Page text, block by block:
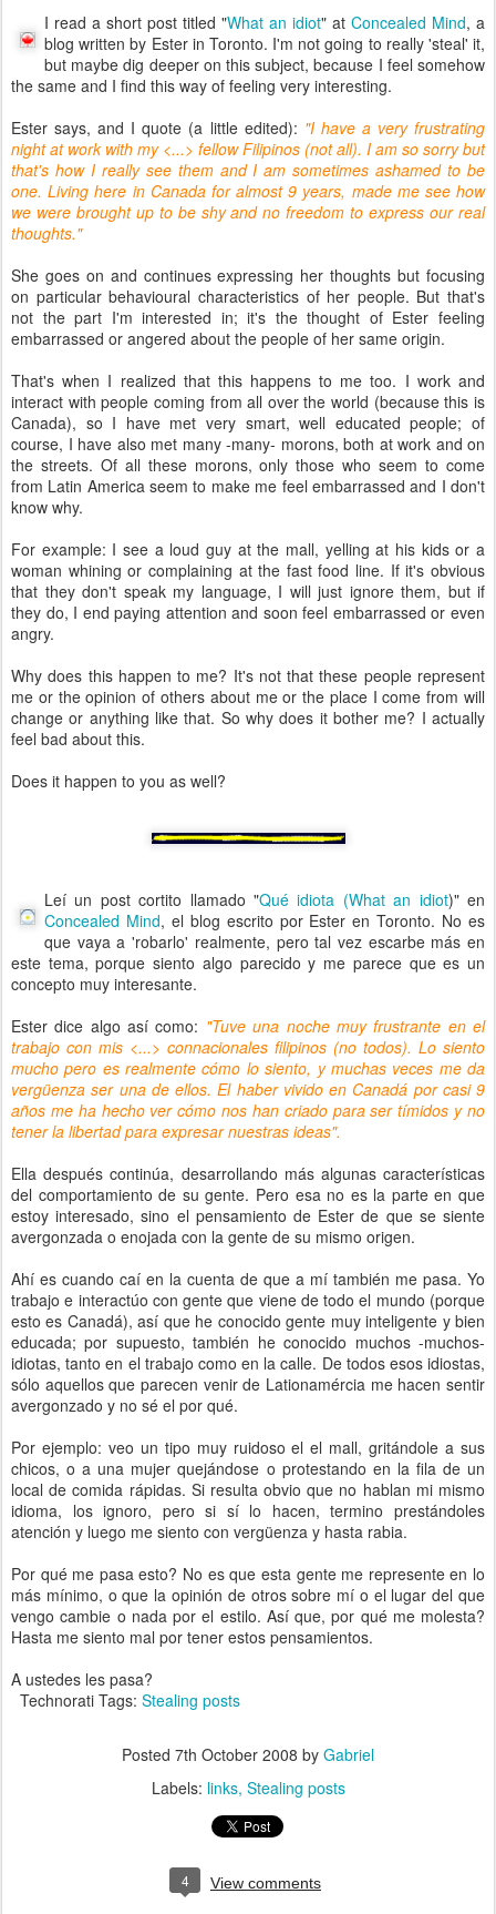
I read a short post titled "What an idiot" at Concealed Mind, a
blog written by Ester in Toronto. I'm not going to really 'steal' it,
but maybe dig deeper on this subject, because I feel somehow
the same and I find this way of feeling very interesting.
Ester says, and I quote (a little edited): "I have a very frustrating
night at work with my <...> fellow Filipinos (not all). I am so sorry but
that's how I really see them and I am sometimes ashamed to be
one. Living here in Canada for almost 9 years, made me see how
we were brought up to be shy and no freedom to express our real
thoughts."
She goes on and continues expressing her thoughts but focusing
on particular behavioural characteristics of her people. But that's
not the part I'm interested in; it's the thought of Ester feeling
embarrassed or angered about the people of her same origin.
That's when I realized that this happens to me too. I work and
interact with people coming from all over the world (because this is
Canada), so I have met very smart, well educated people; of
course, I have also met many -many- morons, both at work and on
the streets. Of all these morons, only those who seem to come
from Latin America seem to make me feel embarrassed and I don't
know why.
For example: I see a loud guy at the mall, yelling at his kids or a
woman whining or complaining at the fast food line. If it's obvious
that they don't speak my language, I will just ignore them, but if
they do, I end paying attention and soon feel embarrassed or even
angry.
Why does this happen to me? It's not that these people represent
me or the opinion of others about me or the place I come from will
change or anything like that. So why does it bother me? I actually
feel bad about this.
Does it happen to you as well?
Leí un post cortito llamado "Qué idiota (What an idiot)" en
Concealed Mind, el blog escrito por Ester en Toronto. No es
que vaya a 'robarlo' realmente, pero tal vez escarbe más en
este tema, porque siento algo parecido y me parece que es un
concepto muy interesante.
Ester dice algo así como: "Tuve una noche muy frustrante en el
trabajo con mis <...> connacionales filipinos (no todos). Lo siento
mucho pero es realmente cómo lo siento, y muchas veces me da
vergüenza ser una de ellos. El haber vivido en Canadá por casi 9
años me ha hecho ver cómo nos han criado para ser tímidos y no
tener la libertad para expresar nuestras ideas".
Ella después continúa, desarrollando más algunas características
del comportamiento de su gente. Pero esa no es la parte en que
estoy interesado, sino el pensamiento de Ester de que se siente
avergonzada o enojada con la gente de su mismo origen.
Ahí es cuando caí en la cuenta de que a mí también me pasa. Yo
trabajo e interactúo con gente que viene de todo el mundo (porque
esto es Canadá), así que he conocido gente muy inteligente y bien
educada; por supuesto, también he conocido muchos -muchos-
idiotas, tanto en el trabajo como en la calle. De todos esos idiostas,
sólo aquellos que parecen venir de Lationamércia me hacen sentir
avergonzado y no sé el por qué.
Por ejemplo: veo un tipo muy ruidoso el el mall, gritándole a sus
chicos, o a una mujer quejándose o protestando en la fila de un
local de comida rápidas. Si resulta obvio que no hablan mi mismo
idioma, los ignoro, pero si sí lo hacen, termino prestándoles
atención y luego me siento con vergüenza y hasta rabia.
Por qué me pasa esto? No es que esta gente me represente en lo
más mínimo, o que la opinión de otros sobre mí o el lugar del que
vengo cambie o nada por el estilo. Así que, por qué me molesta?
Hasta me siento mal por tener estos pensamientos.
A ustedes les pasa?
Technorati Tags: Stealing posts
Posted 7th October 2008 by Gabriel
Labels: links Stealing posts
4 View comments